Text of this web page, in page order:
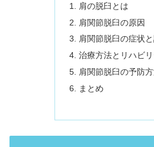
肩の脱臼とは
肩関節脱臼の原因
肩関節脱臼の症状
治療方法とリハビ
肩関節脱臼の予防
まとめ